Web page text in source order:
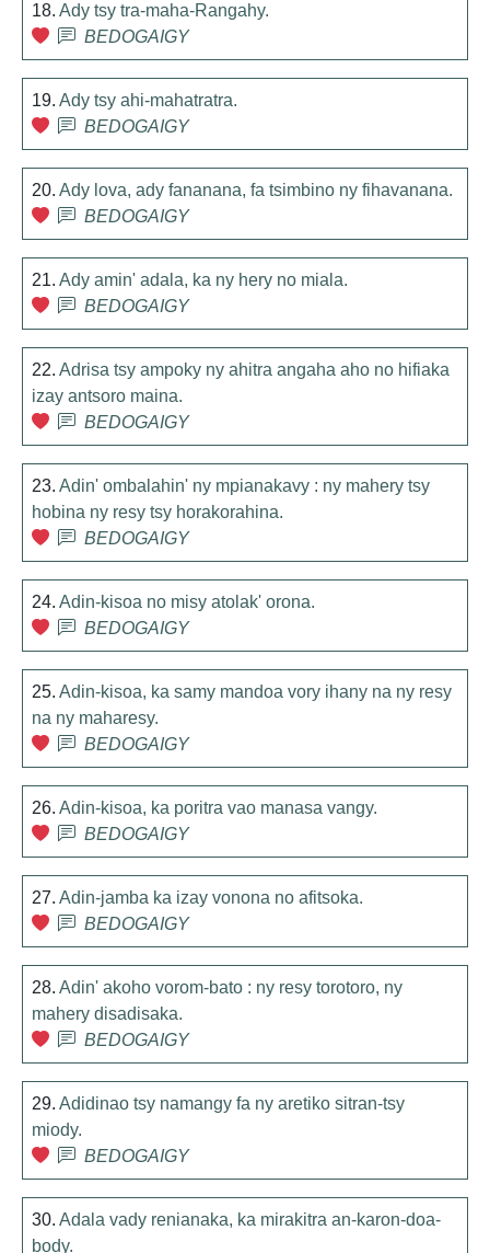
18. Ady tsy tra-maha-Rangahy.
BEDOGAIGY
19. Ady tsy ahi-mahatratra.
BEDOGAIGY
20. Ady lova, ady fananana, fa tsimbino ny fihavanana.
BEDOGAIGY
21. Ady amin' adala, ka ny hery no miala.
BEDOGAIGY
22. Adrisa tsy ampoky ny ahitra angaha aho no hifiaka
izay antsoro maina.
BEDOGAIGY
23. Adin' ombalahin' ny mpianakavy : ny mahery tsy
hobina ny resy tsy horakorahina.
BEDOGAIGY
24. Adin-kisoa no misy atolak' orona.
BEDOGAIGY
25. Adin-kisoa, ka samy mandoa vory ihany na ny resy
na ny maharesy.
BEDOGAIGY
26. Adin-kisoa, ka poritra vao manasa vangy.
BEDOGAIGY
27. Adin-jamba ka izay vonona no afitsoka.
BEDOGAIGY
28. Adin' akoho vorom-bato : ny resy torotoro, ny
mahery disadisaka.
BEDOGAIGY
29. Adidinao tsy namangy fa ny aretiko sitran-tsy
miody.
BEDOGAIGY
30. Adala vady renianaka, ka mirakitra an-karon-doa-
body.